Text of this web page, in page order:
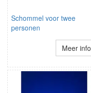
Schommel voor twee
personen
Meer info